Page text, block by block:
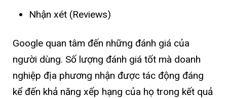
Nhận xét (Reviews)
Google quan tâm đến những đánh giá của
người dùng. Số lượng đánh giá tốt mà doanh
nghiệp địa phương nhận được tác động đáng
kể đến khả năng xếp hạng của họ trong kết quả